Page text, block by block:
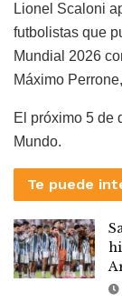
Lionel Scaloni
futbolistas que
Mundial 2026
Máximo
El próximo 5 de
Mundo.
Te puede